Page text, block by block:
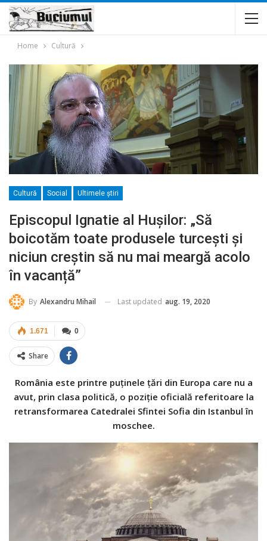
Home Cultură
Cultură Social Ultimele ştiri
Episcopul Ignatie al Hușilor: „Să
boicotăm toate produsele turceşti şi
niciun creştin să nu mai meargă acolo
în vacanță”
By Alexandru Mihail Last updated aug. 19, 2020
0
1.671
Share
România este printre puținele țări din Europa care nu a
avut, prin clasa politică, o poziție oficială referitoare la
retransformarea Catedralei Sfintei Sofia din Istanbul în
moschee.